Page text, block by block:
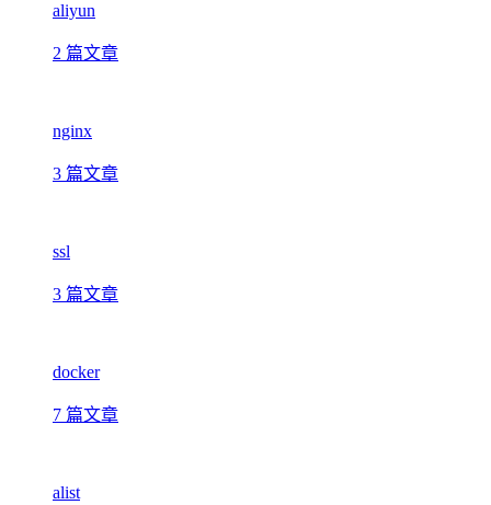
aliyun
2 篇文章
nginx
3 篇文章
ssl
3 篇文章
docker
7 篇文章
alist